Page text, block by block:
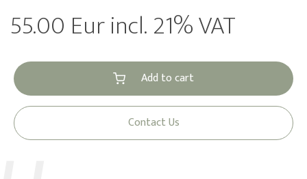
55.00 Eur incl. 21% VAT
Add to cart
Contact Us